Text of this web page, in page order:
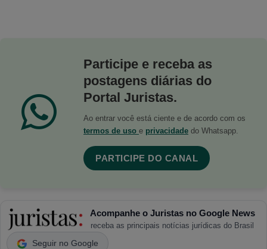
Participe e receba as
postagens diárias do
Portal Juristas.
Ao entrar você está ciente e de acordo com os
termos de uso e privacidade do Whatsapp.
PARTICIPE DO CANAL
Acompanhe o Juristas no Google News
receba as principais notícias jurídicas do Brasil
Seguir no Google